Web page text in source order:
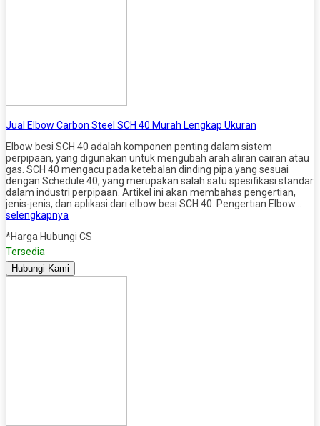
Jual Elbow Carbon Steel SCH 40 Murah Lengkap Ukuran
Elbow besi SCH 40 adalah komponen penting dalam sistem
perpipaan, yang digunakan untuk mengubah arah aliran cairan atau
gas. SCH 40 mengacu pada ketebalan dinding pipa yang sesuai
dengan Schedule 40, yang merupakan salah satu spesifikasi standar
dalam industri perpipaan. Artikel ini akan membahas pengertian,
jenis-jenis, dan aplikasi dari elbow besi SCH 40. Pengertian Elbow…
selengkapnya
*Harga Hubungi CS
Tersedia
Hubungi Kami